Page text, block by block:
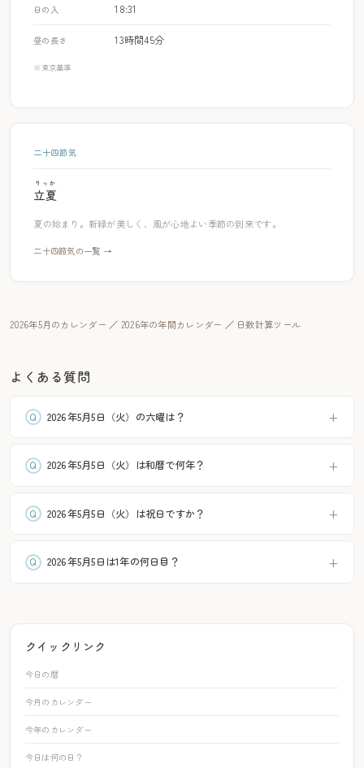
日の入 18:31
昼の長さ 13時間45分
※東京基準
二十四節気
立夏
りっか
夏の始まり。新緑が美しく、風が心地よい季節の到来です。
二十四節気の一覧 →
2026年5月のカレンダー ／ 2026年の年間カレンダー ／ 日数計算ツール
よくある質問
2026年5月5日（火）の六曜は？
2026年5月5日（火）は和暦で何年？
2026年5月5日（火）は祝日ですか？
2026年5月5日は1年の何日目？
クイックリンク
今日の暦
今月のカレンダー
今年のカレンダー
今日は何の日？